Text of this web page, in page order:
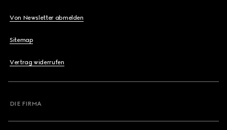
Von Newsletter abmelden
Sitemap
Vertrag widerrufen
DIE FIRMA